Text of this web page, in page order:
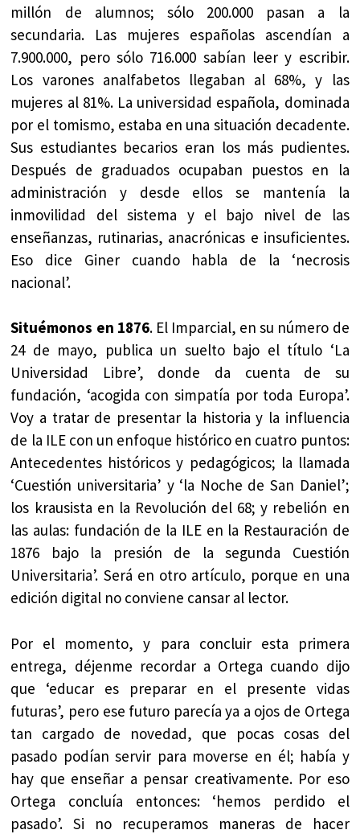
millón de alumnos; sólo 200.000 pasan a la
secundaria. Las mujeres españolas ascendían a
7.900.000, pero sólo 716.000 sabían leer y escribir.
Los varones analfabetos llegaban al 68%, y las
mujeres al 81%. La universidad española, dominada
por el tomismo, estaba en una situación decadente.
Sus estudiantes becarios eran los más pudientes.
Después de graduados ocupaban puestos en la
administración y desde ellos se mantenía la
inmovilidad del sistema y el bajo nivel de las
enseñanzas, rutinarias, anacrónicas e insuficientes.
Eso dice Giner cuando habla de la ‘necrosis
nacional’.
Situémonos en 1876. El Imparcial, en su número de
24 de mayo, publica un suelto bajo el título ‘La
Universidad Libre’, donde da cuenta de su
fundación, ‘acogida con simpatía por toda Europa’.
Voy a tratar de presentar la historia y la influencia
de la ILE con un enfoque histórico en cuatro puntos:
Antecedentes históricos y pedagógicos; la llamada
‘Cuestión universitaria’ y ‘la Noche de San Daniel’;
los krausista en la Revolución del 68; y rebelión en
las aulas: fundación de la ILE en la Restauración de
1876 bajo la presión de la segunda Cuestión
Universitaria’. Será en otro artículo, porque en una
edición digital no conviene cansar al lector.
Por el momento, y para concluir esta primera
entrega, déjenme recordar a Ortega cuando dijo
que ‘educar es preparar en el presente vidas
futuras’, pero ese futuro parecía ya a ojos de Ortega
tan cargado de novedad, que pocas cosas del
pasado podían servir para moverse en él; había y
hay que enseñar a pensar creativamente. Por eso
Ortega concluía entonces: ‘hemos perdido el
pasado’. Si no recuperamos maneras de hacer